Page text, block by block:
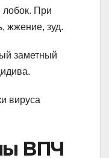
лобок. При
жжение, зуд.
заметный
ВПЧ